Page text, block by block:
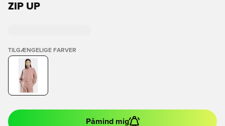
ZIP UP
TILGÆNGELIGE FARVER
Påmind mig